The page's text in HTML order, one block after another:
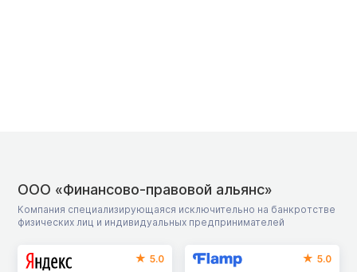
ООО «Финансово-правовой альянс»
Компания специализирующаяся исключительно на банкротстве
физических лиц и индивидуальных предпринимателей
5.0
5.0